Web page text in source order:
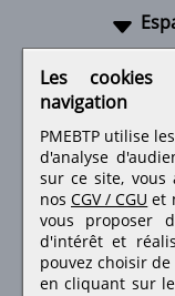
Les cookies
navigation
PMEBTP utilise
d'analyse
sur ce site, vous
nos CGV / CGU et
vous proposer
d'intérêt et
pouvez choisir
en cliquant sur